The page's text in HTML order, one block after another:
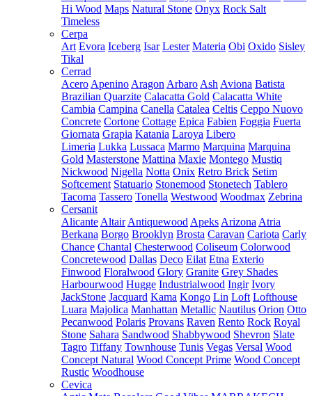
Hi Wood Maps Natural Stone Onyx Rock Salt
Timeless
Cerpa
Art Evora Iceberg Isar Lester Materia Obi Oxido Sisley
Tikal
Cerrad
Acero Apenino Aragon Arbaro Ash Aviona Batista
Brazilian Quarzite Calacatta Gold Calacatta White
Cambia Campina Canella Catalea Celtis Ceppo Nuovo
Concrete Cortone Cottage Epica Fabien Foggia Fuerta
Giornata Grapia Katania Laroya Libero
Limeria Lukka Lussaca Marmo Marquina Marquina
Gold Masterstone Mattina Maxie Montego Mustiq
Nickwood Nigella Notta Onix Retro Brick Setim
Softcement Statuario Stonemood Stonetech Tablero
Tacoma Tassero Tonella Westwood Woodmax Zebrina
Cersanit
Alicante Altair Antiquewood Apeks Arizona Atria
Berkana Borgo Brooklyn Brosta Caravan Cariota Carly
Chance Chantal Chesterwood Coliseum Colorwood
Concretewood Dallas Deco Eilat Etna Exterio
Finwood Floralwood Glory Granite Grey Shades
Harbourwood Hugge Industrialwood Ingir Ivory
JackStone Jacquard Kama Kongo Lin Loft Lofthouse
Luara Majolica Manhattan Metallic Nautilus Orion Otto
Pecanwood Polaris Provans Raven Rento Rock Royal
Stone Sahara Sandwood Shabbywood Shevron Slate
Tagro Tiffany Townhouse Tunis Vegas Versal Wood
Concept Natural Wood Concept Prime Wood Concept
Rustic Woodhouse
Cevica